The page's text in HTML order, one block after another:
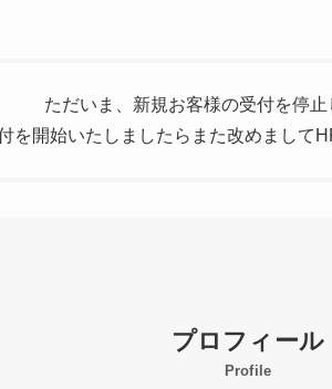
ただいま、新規お客様の受付を停止
を開始いたしましたらまた改めまして
プロフィール
Profile